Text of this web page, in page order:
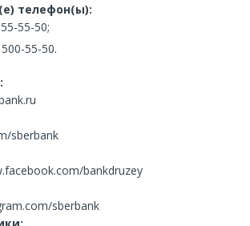
телефон(ы):
55-50;
55-50.
sberbank
bankdruzey
sberbank